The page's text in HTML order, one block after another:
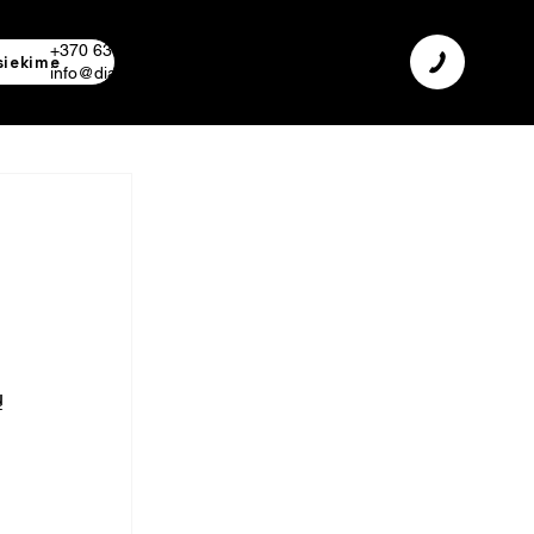
+370 638 06 068
info@diamodus.lt